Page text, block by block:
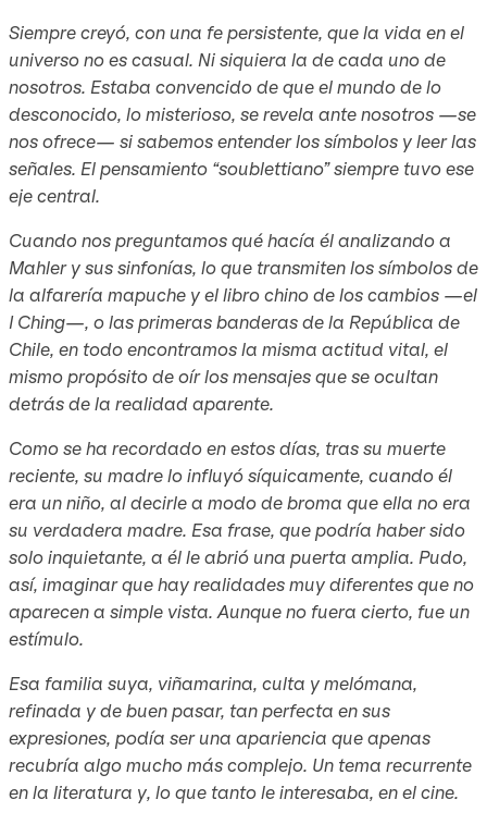
Siempre creyó, con una fe persistente, que la vida en el
universo no es casual. Ni siquiera la de cada uno de
nosotros. Estaba convencido de que el mundo de lo
desconocido, lo misterioso, se revela ante nosotros —se
nos ofrece— si sabemos entender los símbolos y leer las
señales. El pensamiento “soublettiano” siempre tuvo ese
eje central.
Cuando nos preguntamos qué hacía él analizando a
Mahler y sus sinfonías, lo que transmiten los símbolos de
la alfarería mapuche y el libro chino de los cambios —el
I Ching—, o las primeras banderas de la República de
Chile, en todo encontramos la misma actitud vital, el
mismo propósito de oír los mensajes que se ocultan
detrás de la realidad aparente.
Como se ha recordado en estos días, tras su muerte
reciente, su madre lo influyó síquicamente, cuando él
era un niño, al decirle a modo de broma que ella no era
su verdadera madre. Esa frase, que podría haber sido
solo inquietante, a él le abrió una puerta amplia. Pudo,
así, imaginar que hay realidades muy diferentes que no
aparecen a simple vista. Aunque no fuera cierto, fue un
estímulo.
Esa familia suya, viñamarina, culta y melómana,
refinada y de buen pasar, tan perfecta en sus
expresiones, podía ser una apariencia que apenas
recubría algo mucho más complejo. Un tema recurrente
en la literatura y, lo que tanto le interesaba, en el cine.